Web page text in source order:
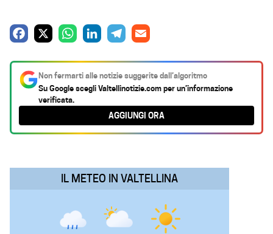
c
e
b
o
X
W
t
s
A
k
e
d
e
g
r
a
i
l
Non fermarti alle notizie suggerite dall’algoritmo
Su Google scegliValtellinotizie.comper un’informazione
verificata.
AGGIUNGI ORA
IL METEO IN VALTELLINA